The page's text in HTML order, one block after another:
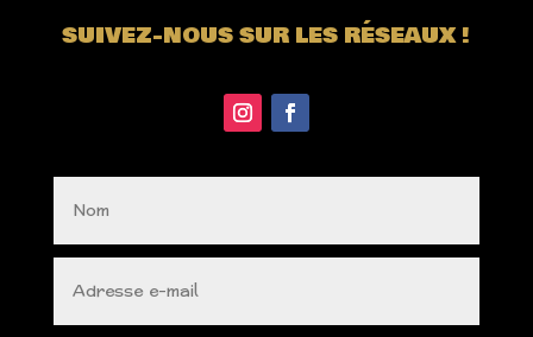
SUIVEZ-NOUS SUR LES RÉSEAUX !